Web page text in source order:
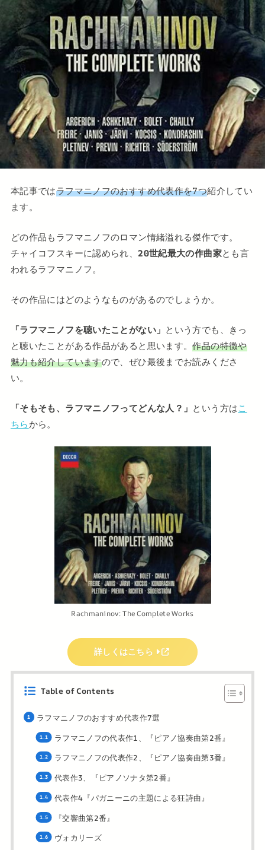
本記事ではラフマニノフのおすすめ代表作を7つ紹介してい
ます。
どの作品もラフマニノフのロマン情緒溢れる傑作です。
チャイコフスキーに認められ、 20世紀最大の作曲家とも言
われるラフマニノフ。
その作品にはどのようなものがあるのでしょうか。
「ラフマニノフを聴いたことがない」 という方でも、きっ
と聴いたことがある作品があると思います。作品の特徴や
魅力も紹介していますので、ぜひ最後までお読みくださ
い。
「そもそも、ラフマニノフってどんな人？」 という方はこ
ちらから。
Rachmaninov: The Complete Works
詳しくはこちら
Table of Contents
ラフマニノフのおすすめ代表作7選
ラフマニノフの代表作1、『ピアノ協奏曲第2番』
ラフマニノフの代表作2、『ピアノ協奏曲第3番』
代表作3、『ピアノソナタ第2番』
代表作4『パガニーニの主題による狂詩曲』
『交響曲第2番』
ヴォカリーズ